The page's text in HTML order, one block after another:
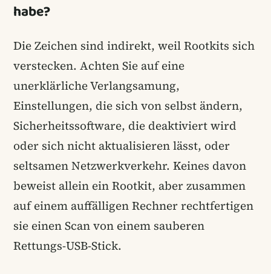
habe?
Die Zeichen sind indirekt, weil Rootkits sich
verstecken. Achten Sie auf eine
unerklärliche Verlangsamung,
Einstellungen, die sich von selbst ändern,
Sicherheitssoftware, die deaktiviert wird
oder sich nicht aktualisieren lässt, oder
seltsamen Netzwerkverkehr. Keines davon
beweist allein ein Rootkit, aber zusammen
auf einem auffälligen Rechner rechtfertigen
sie einen Scan von einem sauberen
Rettungs-USB-Stick.